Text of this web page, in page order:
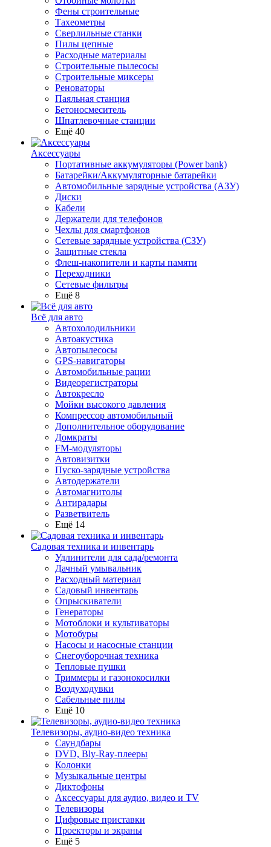
Фены строительные
Тахеометры
Сверлильные станки
Пилы цепные
Расходные материалы
Строительные пылесосы
Строительные миксеры
Реноваторы
Паяльная станция
Бетоносмеситель
Шпатлевочные станции
Ещё 40
Аксессуары
Портативные аккумуляторы (Power bank)
Батарейки/Аккумуляторные батарейки
Автомобильные зарядные устройства (АЗУ)
Диски
Кабели
Держатели для телефонов
Чехлы для смартфонов
Сетевые зарядные устройства (СЗУ)
Защитные стекла
Флеш-накопители и карты памяти
Переходники
Сетевые фильтры
Ещё 8
Всё для авто
Автохолодильники
Автоакустика
Автопылесосы
GPS-навигаторы
Автомобильные рации
Видеорегистраторы
Автокресло
Мойки высокого давления
Компрессор автомобильный
Дополнительное оборудование
Домкраты
FM-модуляторы
Автовизитки
Пуско-зарядные устройства
Автодержатели
Автомагнитолы
Антирадары
Разветвитель
Ещё 14
Садовая техника и инвентарь
Удлинители для сада/ремонта
Дачный умывальник
Расходный материал
Садовый инвентарь
Опрыскиватели
Генераторы
Мотоблоки и культиваторы
Мотобуры
Насосы и насосные станции
Снегоуборочная техника
Тепловые пушки
Триммеры и газонокосилки
Воздуходувки
Сабельные пилы
Ещё 10
Телевизоры, аудио-видео техника
Саундбары
DVD, Bly-Ray-плееры
Колонки
Музыкальные центры
Диктофоны
Аксессуары для аудио, видео и TV
Телевизоры
Цифровые приставки
Проекторы и экраны
Ещё 5